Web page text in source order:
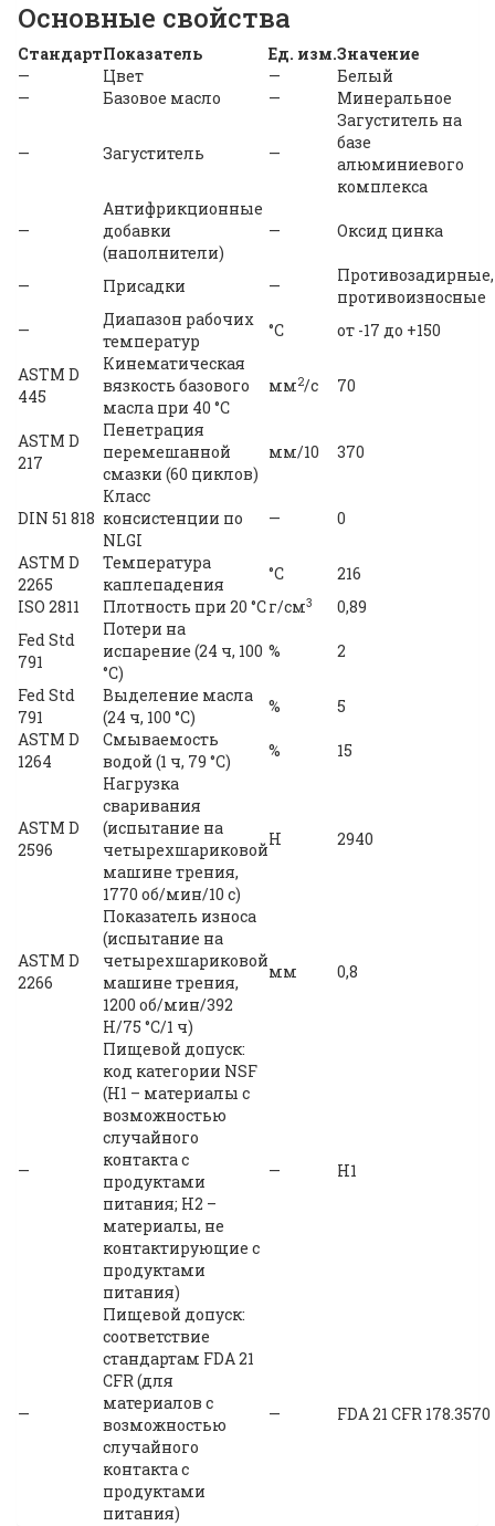
Основные свойства
СтандартПоказатель Ед. изм.Значение
—
Цвет —
Белый
—
Базовое масло — Минеральное
— Загуститель —
Загуститель на
базе
алюминиевого
комплекса
—
Антифрикционные
добавки
(наполнители)
— Оксид цинка
— Присадки —
Противозадирные,
противоизносные
—
Диапазон рабочих
температур
°С от -17 до +150
ASTM D
445
Кинематическая
вязкость базового
масла при 40 °С
мм2/c 70
ASTM D
217
Пенетрация
перемешанной
смазки (60 циклов)
мм/10 370
DIN 51 818
Класс
консистенции по
NLGI
— 0
ASTM D
2265
Температура
каплепадения
°C
216
ISO 2811
Плотность при 20 °Сг/см3
0,89
Fed Std
791
Потери на
испарение (24 ч, 100
°C)
% 2
Fed Std
791
Выделение масла
(24 ч, 100 °C)
%
5
ASTM D
1264
Смываемость
водой (1 ч, 79 °C)
% 15
ASTM D
2596
Нагрузка
сваривания
(испытание на
четырехшариковой
машине трения,
1770 об/мин/10 с)
Н 2940
ASTM D
2266
Показатель износа
(испытание на
четырехшариковой
машине трения,
1200 об/мин/392
Н/75 °C/1 ч)
мм 0,8
—
Пищевой допуск:
код категории NSF
(H1 – материалы с
возможностью
случайного
контакта с
продуктами
питания; H2 –
материалы, не
контактирующие с
продуктами
питания)
— H1
—
Пищевой допуск:
соответствие
стандартам FDA 21
CFR (для
материалов с
возможностью
случайного
контакта с
продуктами
питания)
— FDA 21 CFR 178.3570